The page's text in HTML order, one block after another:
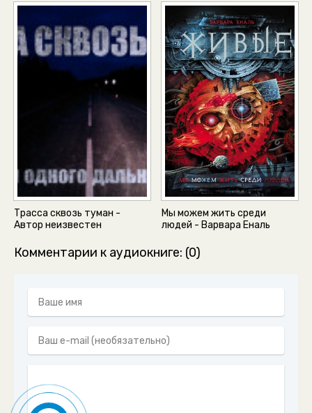
Трасса сквозь туман -
Автор неизвестен
Мы можем жить среди
людей - Варвара Еналь
Комментарии к аудиокниге: (0)